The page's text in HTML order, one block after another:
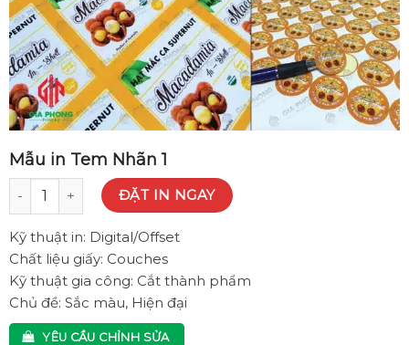
Mẫu in Tem Nhãn 1
Mẫu in Tem Nhãn 1 quantity
ĐẶT IN NGAY
Kỹ thuật in: Digital/Offset
Chất liệu giấy: Couches
Kỹ thuật gia công: Cắt thành phẩm
Chủ đề: Sắc màu, Hiện đại
YÊU CẦU CHỈNH SỬA